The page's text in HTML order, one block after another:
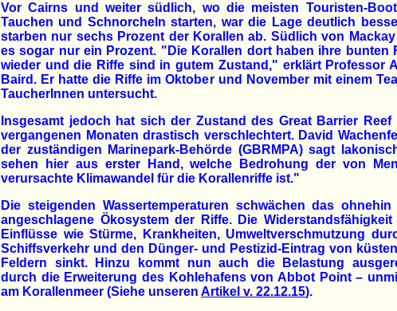
Vor Cairns und weiter südlich, wo die meisten Touristen-
Tauchen und Schnorcheln starten, war die Lage deutlich
starben nur sechs Prozent der Korallen ab. Südlich von
es sogar nur ein Prozent. "Die Korallen dort haben ihre bunten
wieder und die Riffe sind in gutem Zustand," erklärt Professor
Baird. Er hatte die Riffe im Oktober und November mit einem
TaucherInnen untersucht.
Insgesamt jedoch hat sich der Zustand des Great Barrier Reef
vergangenen Monaten drastisch verschlechtert. David
der zuständigen Marinepark-Behörde (GBRMPA) sagt
sehen hier aus erster Hand, welche Bedrohung der von
verursachte Klimawandel für die Korallenriffe ist."
Die steigenden Wassertemperaturen schwächen das ohnehin
angeschlagene Ökosystem der Riffe. Die Widerstandsfähigkeit
Einflüsse wie Stürme, Krankheiten, Umweltverschmutzung
Schiffsverkehr und den Dünger- und Pestizid-Eintrag von
Feldern sinkt. Hinzu kommt nun auch die Belastung
durch die Erweiterung des Kohlehafens von Abbot Point –
am Korallenmeer (Siehe unseren Artikel v. 22.12.15).